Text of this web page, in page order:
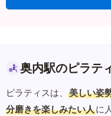
奥内駅のピラテ
ピラティスは、 美しい姿
分磨きを楽しみたい人に